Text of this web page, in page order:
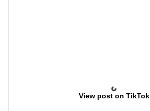
View post on TikTok